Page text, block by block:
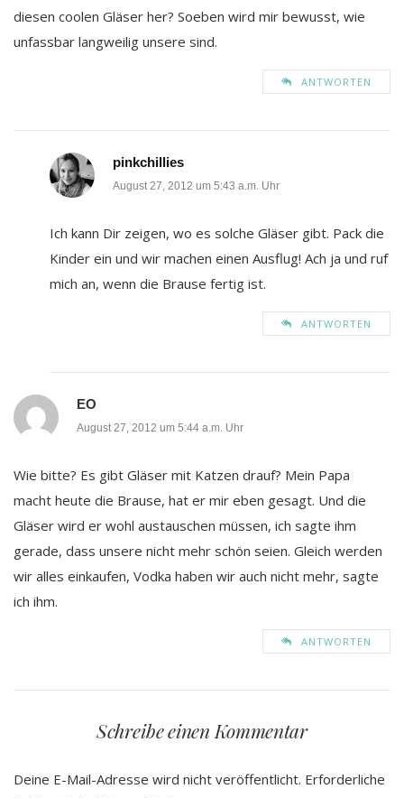
diesen coolen Gläser her? Soeben wird mir bewusst, wie
unfassbar langweilig unsere sind.
ANTWORTEN
pinkchillies
August 27, 2012 um 5:43 a.m. Uhr
Ich kann Dir zeigen, wo es solche Gläser gibt. Pack die
Kinder ein und wir machen einen Ausflug! Ach ja und ruf
mich an, wenn die Brause fertig ist.
ANTWORTEN
EO
August 27, 2012 um 5:44 a.m. Uhr
Wie bitte? Es gibt Gläser mit Katzen drauf? Mein Papa
macht heute die Brause, hat er mir eben gesagt. Und die
Gläser wird er wohl austauschen müssen, ich sagte ihm
gerade, dass unsere nicht mehr schön seien. Gleich werden
wir alles einkaufen, Vodka haben wir auch nicht mehr, sagte
ich ihm.
ANTWORTEN
Schreibe einen Kommentar
Deine E-Mail-Adresse wird nicht veröffentlicht. Erforderliche